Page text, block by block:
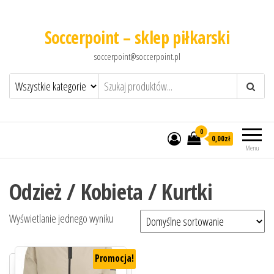
Soccerpoint – sklep piłkarski
soccerpoint@soccerpoint.pl
Menu
0
0,00zł
Odzież / Kobieta / Kurtki
Wyświetlanie jednego wyniku
Promocja!